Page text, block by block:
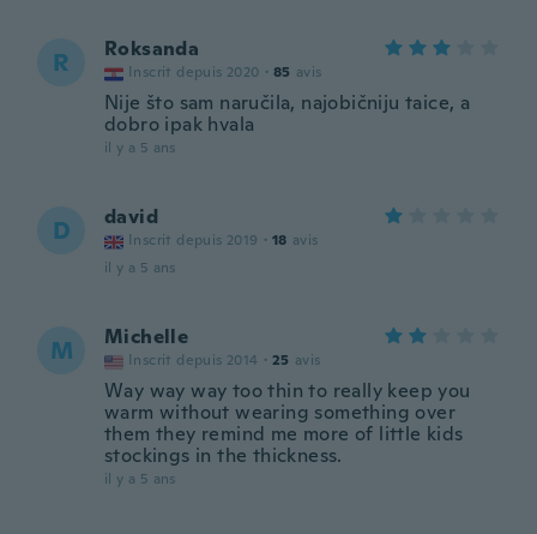
R Roksanda
Inscrit depuis 2020 · 85 avis
Nije što sam naručila, najobičniju taice, a
dobro ipak hvala
il y a 5 ans
D david
Inscrit depuis 2019 · 18 avis
il y a 5 ans
M Michelle
Inscrit depuis 2014 · 25 avis
Way way way too thin to really keep you
warm without wearing something over
them they remind me more of little kids
stockings in the thickness.
il y a 5 ans